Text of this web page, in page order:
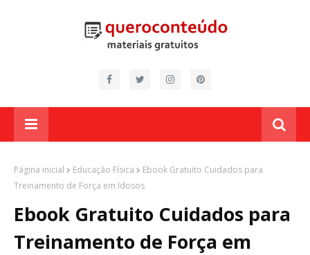
Página inicial Educação Física
Ebook Gratuito Cuidados para
Treinamento de Força em Idosos
Ebook Gratuito Cuidados para
Treinamento de Força em